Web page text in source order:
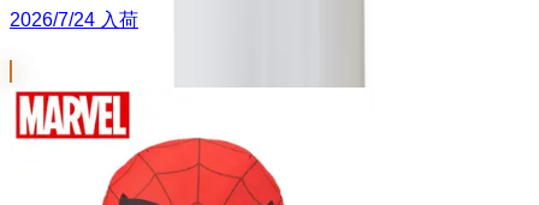
2026/7/24 入荷